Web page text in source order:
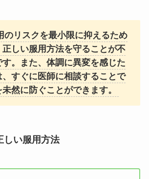
のリスクを最小限に抑えるため
正しい服用方法を守ることが不
す。また、体調に異変を感じた
、すぐに医師に相談することで
未然に防ぐことができます。
しい服用方法